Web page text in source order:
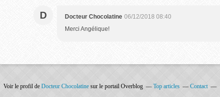
D Docteur Chocolatine 06/12/2018 08:40
Merci Angélique!
Voir le profil de Docteur Chocolatine sur le portail Overblog Top articles Contact